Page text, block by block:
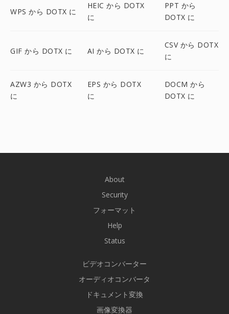
WPS から DOTX に
HEIC から DOTX
に
PPT から
DOTX に
GIF から DOTX に AI から DOTX に
CSV から DOTX
に
AZW3 から DOTX
に
EPS から DOTX
に
DOCM から
DOTX に
About
Security
フォーマット
Help
Status
ビデオコンバーター
オーディオコンバータ
ドキュメント変換
画像変換器